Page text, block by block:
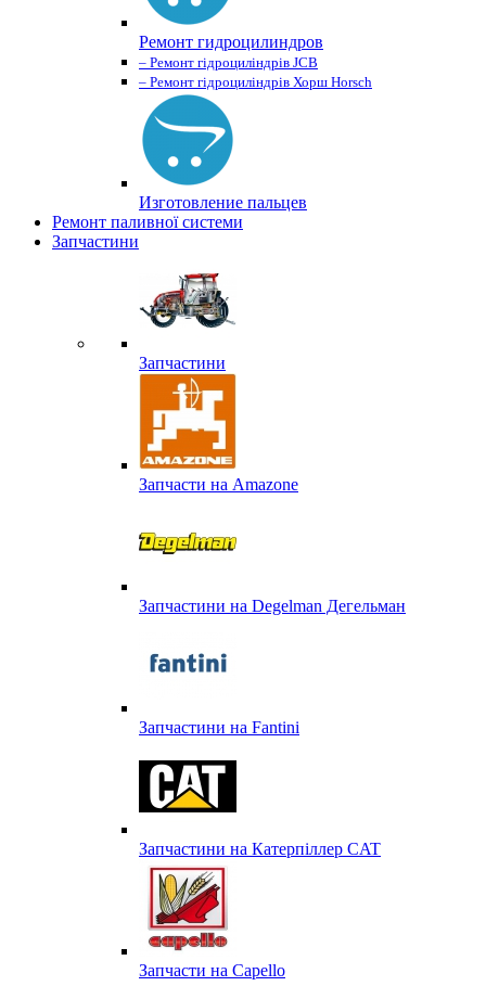
Ремонт гидроцилиндров
– Ремонт гідроциліндрів JCB
– Ремонт гідроциліндрів Хорш Horsch
Изготовление пальцев
Ремонт паливної системи
Запчастини
Запчастини
Запчасти на Amazone
Запчастини на Degelman Дегельман
Запчастини на Fantini
Запчастини на Катерпіллер CAT
Запчасти на Capello